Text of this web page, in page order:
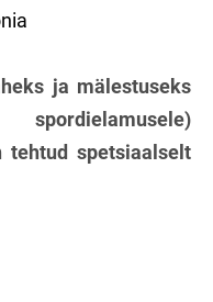
ja mälestuseks
tehtud spetsiaalselt